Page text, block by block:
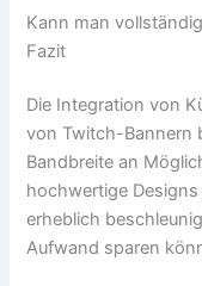
Kann man
Fazit
Die Integration von
von Twitch-Bannern
Bandbreite an
hochwertige
erheblich
Aufwand sparen